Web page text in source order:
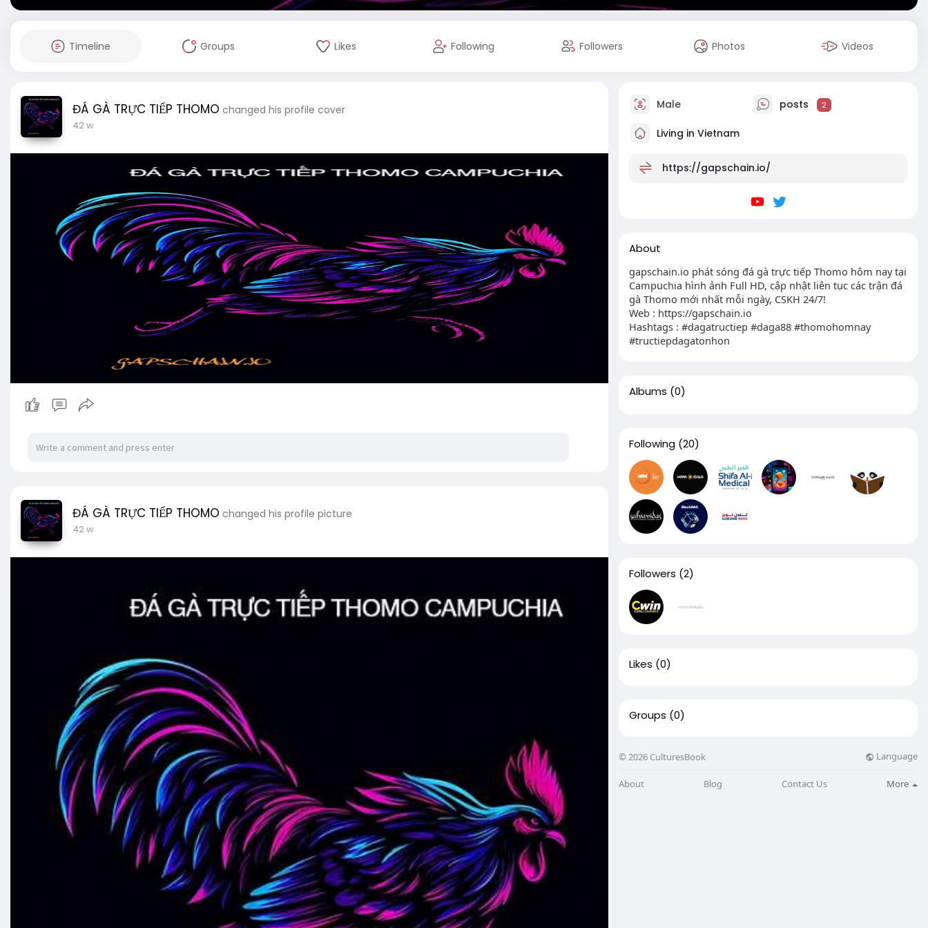
Timeline Groups Likes Following Followers Photos Videos
ĐÁ GÀ TRỰC TIẾP THOMO changed his profile cover
42 w
ĐÁ GÀ TRỰC TIẾP THOMO changed his profile picture
42 w
Male posts 2
Living in Vietnam
https://gapschain.io/
About
gapschain.io phát sóng đá gà trực tiếp Thomo hôm nay tại
Campuchia hình ảnh Full HD, cập nhật liên tục các trận đá
gà Thomo mới nhất mỗi ngày, CSKH 24/7!
Web : https://gapschain.io
Hashtags : #dagatructiep #daga88 #thomohomnay
#tructiepdagatonhon
Albums (0)
Following (20)
Followers (2)
Likes (0)
Groups (0)
© 2026 CulturesBook Language
About Blog Contact Us More